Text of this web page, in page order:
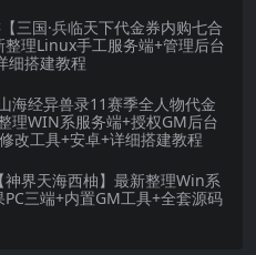
三国·兵临天下代金券内购七合
理Linux手工服务端+管理后台
细搭建教程
海经异兽录11赛季全人物代金
理WIN系服务端+授权GM后台
改工具+安卓+详细搭建教程
神界天海西柚】最新整理Win系
三端+内置GM工具+全套源码